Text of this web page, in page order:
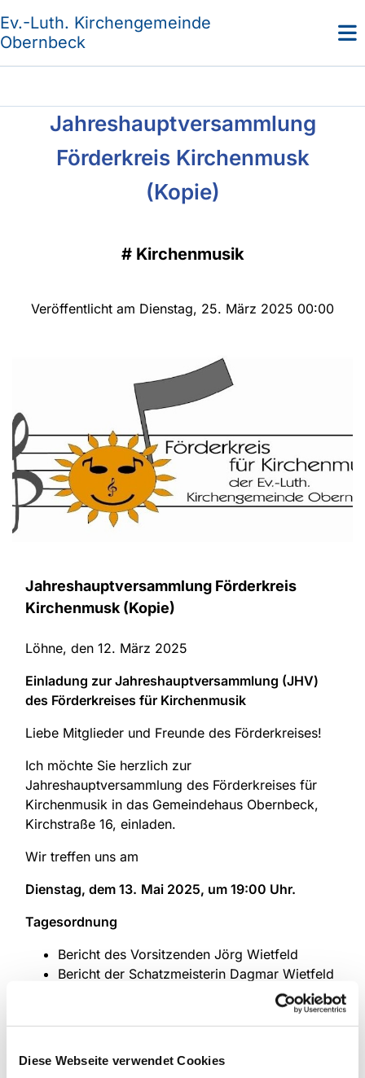
Diese Webseite verwendet Cookies
Ev.-Luth. Kirchengemeinde
Obernbeck
Jahreshauptversammlung
Förderkreis Kirchenmusk
(Kopie)
# Kirchenmusik
Veröffentlicht am Dienstag, 25. März 2025 00:00
Jahreshauptversammlung Förderkreis
Kirchenmusk (Kopie)
Löhne, den 12. März 2025
Einladung zur Jahreshauptversammlung (JHV)
des Förderkreises für Kirchenmusik
Liebe Mitglieder und Freunde des Förderkreises!
Ich möchte Sie herzlich zur
Jahreshauptversammlung des Förderkreises für
Kirchenmusik in das Gemeindehaus Obernbeck,
Kirchstraße 16, einladen.
Wir treffen uns am
Dienstag, dem 13. Mai 2025, um 19:00 Uhr.
Tagesordnung
Bericht des Vorsitzenden Jörg Wietfeld
Bericht der Schatzmeisterin Dagmar Wietfeld
Bericht der Kassenprüfer Stephan Holz und
Wahl des bzw. der Vorsitzenden